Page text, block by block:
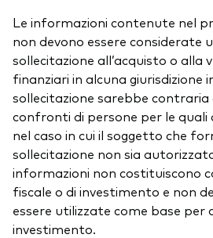
Le informazioni contenute nel
non devono essere considerate
sollecitazione all’acquisto o alla
finanziari in alcuna giurisdizione
sollecitazione sarebbe contraria
confronti di persone per le quali
nel caso in cui il soggetto che
sollecitazione non sia
informazioni non costituiscono
fiscale o di investimento e non
essere utilizzate come base per
investimento.